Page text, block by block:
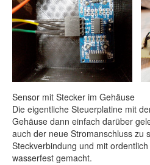
Sensor mit Stecker im Gehäuse
Die eigentliche Steuerplatine mit
Gehäuse dann einfach darüber
auch der neue Stromanschluss zu
Steckverbindung und mit ordentlich
wasserfest gemacht.